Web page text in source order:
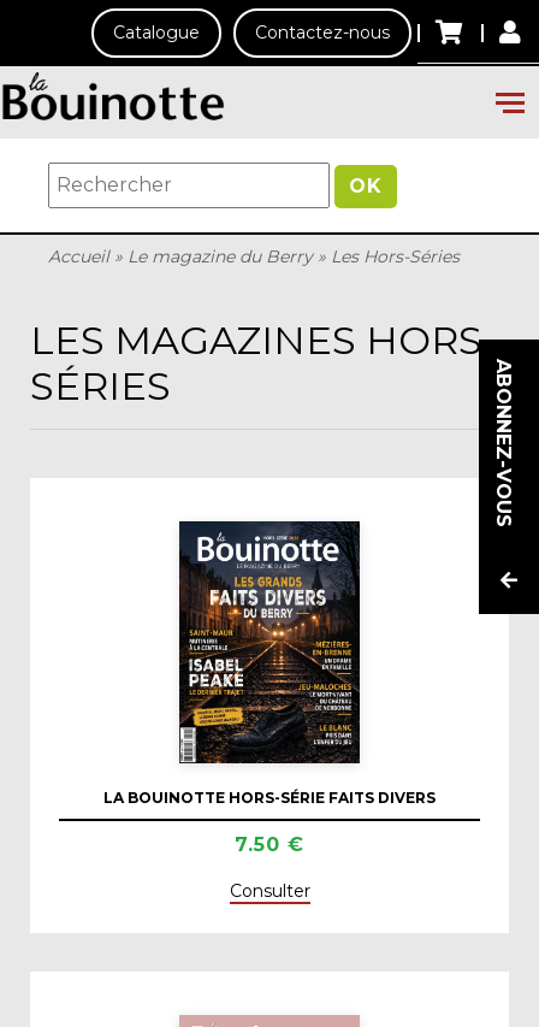
Catalogue Contactez-nous
OK
Accueil» Le magazine du Berry» Les Hors-Séries
ABONNEZ-VOUS
LES MAGAZINES HORS-
SÉRIES
LA BOUINOTTE HORS-SÉRIE FAITS DIVERS
7.50 €
Consulter